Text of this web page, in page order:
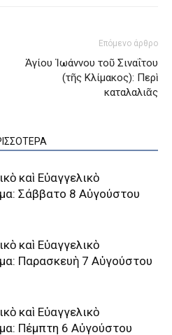
Επόμενο άρθρο
Ἁγίου Ἰωάννου τοῦ Σιναΐτου
(τῆς Κλίμακος): Περὶ
καταλαλιᾶς
καὶ Εὐαγγελικὸ
Σάββατο 8 Αὐγούστου
καὶ Εὐαγγελικὸ
Παρασκευὴ 7 Αὐγούστου
καὶ Εὐαγγελικὸ
Πέμπτη 6 Αὐγούστου